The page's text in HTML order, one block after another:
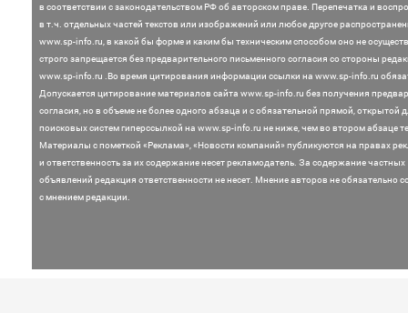
в соответствии с законодательством РФ об авторском праве. Перепечатка и
в т.ч. отдельных частей текстов или изображений или любое другое
www.sp-info.ru, в какой бы форме и каким бы техническим способом оно не
строго запрещается без предварительного письменного согласия со стороны
www.sp-info.ru .Во время цитирования информации ссылки на www.sp-info.ru
Допускается цитирование материалов сайта www.sp-info.ru без получения
согласия, но в объеме не более одного абзаца и с обязательной прямой, открытой
поисковых систем гиперссылкой на www.sp-info.ru не ниже, чем во втором абзаце
Материалы с пометкой «Реклама», «Новости компаний» публикуются на правах
и ответственность за их содержание несет рекламодатель. За содержание частных
объявлений редакция ответственности не несет. Мнениеавторов не обязательно
с мнением редакции.